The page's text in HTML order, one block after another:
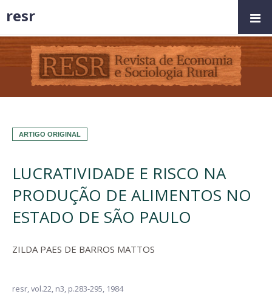
ARTIGO ORIGINAL
LUCRATIVIDADE E RISCO NA
PRODUÇÃO DE ALIMENTOS NO
ESTADO DE SÃO PAULO
ZILDA PAES DE BARROS MATTOS
resr,vol.22, n3, p.283-295, 1984
resr